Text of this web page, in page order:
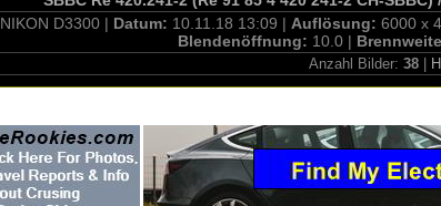
NIKON D3300 | Datum: 10.11.18 13:09 | Auflösung: 6000 x
Blendenöffnung: 10.0 |
Anzahl Bilder: 38